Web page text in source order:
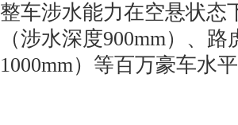
整车涉水能力在空悬状态
（涉水深度900mm）、
1000mm）等百万豪车水平